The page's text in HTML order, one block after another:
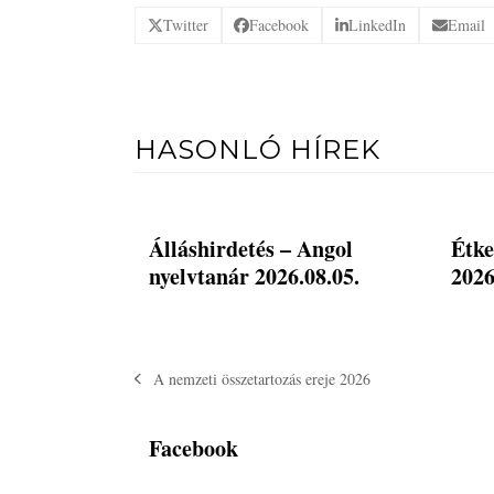
Twitter Facebook LinkedIn Email
HASONLÓ HÍREK
Álláshirdetés – Angol
nyelvtanár 2026.08.05.
previous
A nemzeti összetartozás ereje 2026
Facebook